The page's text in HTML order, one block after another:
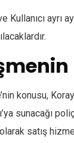
Kullanıcı ayrı
konusu,
sunacağı
satış